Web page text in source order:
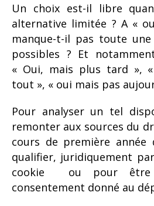
Un choix est-il libre
alternative limitée ? A «
manque-t-il pas toute
possibles ? Et
« Oui, mais plus tard »,
tout », « oui mais pas
Pour analyser un tel
remonter aux sources du
cours de première année
qualifier, juridiquement
cookie ou pour être
consentement donné au